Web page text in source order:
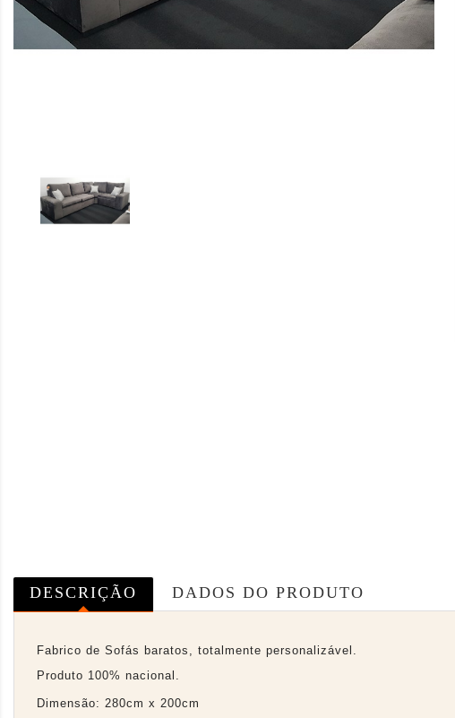
DESCRIÇÃO DADOS DO PRODUTO
Fabrico de Sofás baratos, totalmente personalizável.
Produto 100% nacional.
Dimensão: 280cm x 200cm